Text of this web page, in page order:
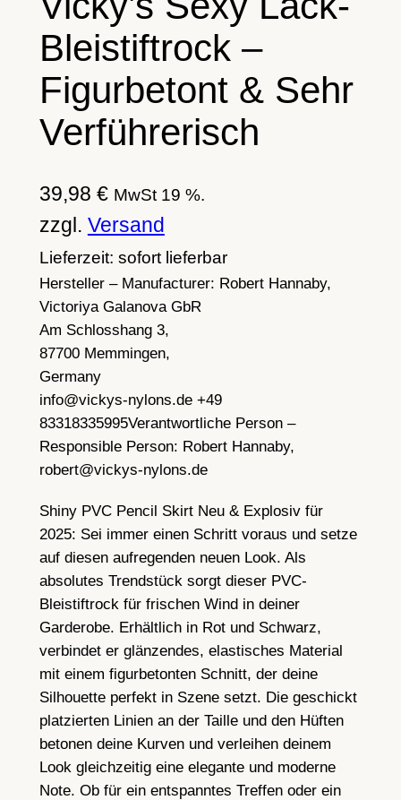
Bleistiftrock –
Figurbetont & Sehr
Verführerisch
39,98 € MwSt 19 %.
zzgl. Versand
Lieferzeit: sofort lieferbar
Hersteller – Manufacturer: Robert Hannaby,
Victoriya Galanova GbR
Am Schlosshang 3,
87700 Memmingen,
Germany
info@vickys-nylons.de +49
83318335995Verantwortliche Person –
Responsible Person: Robert Hannaby,
robert@vickys-nylons.de
Shiny PVC Pencil Skirt Neu & Explosiv für
2025: Sei immer einen Schritt voraus und setze
auf diesen aufregenden neuen Look. Als
absolutes Trendstück sorgt dieser PVC-
Bleistiftrock für frischen Wind in deiner
Garderobe. Erhältlich in Rot und Schwarz,
verbindet er glänzendes, elastisches Material
mit einem figurbetonten Schnitt, der deine
Silhouette perfekt in Szene setzt. Die geschickt
platzierten Linien an der Taille und den Hüften
betonen deine Kurven und verleihen deinem
Look gleichzeitig eine elegante und moderne
Note. Ob für ein entspanntes Treffen oder ein